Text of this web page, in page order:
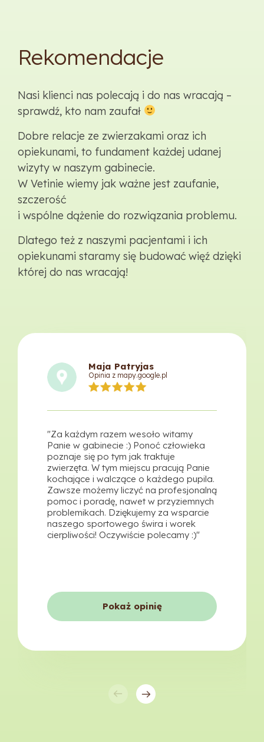
Rekomendacje
Nasi klienci nas polecają i do nas wracają –
sprawdź, kto nam zaufał
Dobre relacje ze zwierzakami oraz ich
opiekunami, to fundament każdej udanej
wizyty w naszym gabinecie.
W Vetinie wiemy jak ważne jest zaufanie,
szczerość
i wspólne dążenie do rozwiązania problemu.
Dlatego też z naszymi pacjentami i ich
opiekunami staramy się budować więź dzięki
której do nas wracają!
Maja Patryjas
Opinia z mapy.google.pl
"Za każdym razem wesoło witamy
Panie w gabinecie :) Ponoć człowieka
poznaje się po tym jak traktuje
zwierzęta. W tym miejscu pracują Panie
kochające i walczące o każdego pupila.
Zawsze możemy liczyć na profesjonalną
pomoc i poradę, nawet w przyziemnych
problemikach. Dziękujemy za wsparcie
naszego sportowego świra i worek
cierpliwości! Oczywiście polecamy :)"
Pokaż opinię